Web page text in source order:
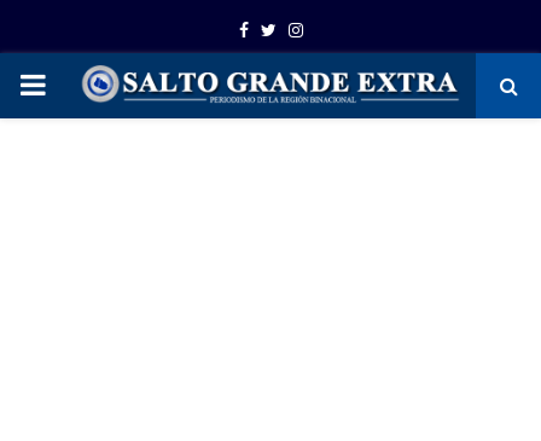
Facebook
TwitterInstagram
PRIMARY